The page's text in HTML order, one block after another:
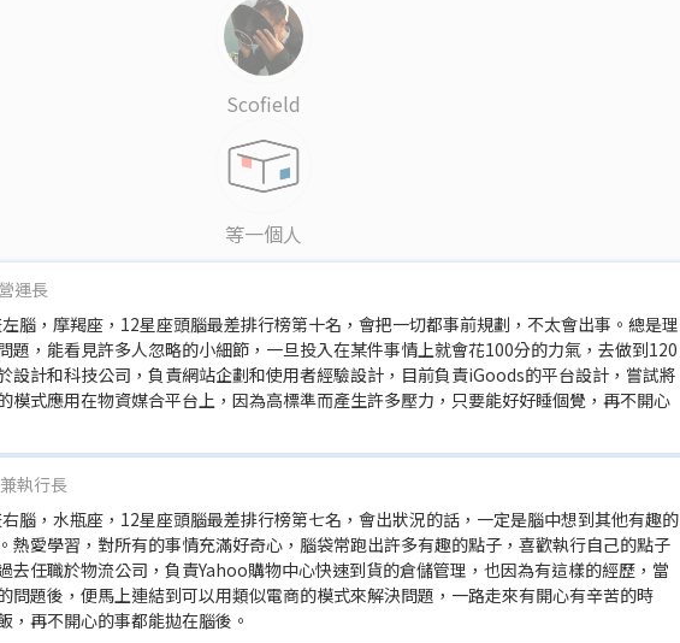
Scofield
等一個人
運長
腦，摩羯座，12星座頭腦最差排行榜第十名，會把一切都事前規劃，不太會出事。總是理
題，能看見許多人忽略的小細節，一旦投入在某件事情上就會花100分的力氣，去做到120
設計和科技公司，負責網站企劃和使用者經驗設計，目前負責iGoods的平台設計，嘗試將
模式應用在物資媒合平台上，因為高標準而產生許多壓力，只要能好好睡個覺，再不開心
執行長
腦，水瓶座，12星座頭腦最差排行榜第七名，會出狀況的話，一定是腦中想到其他有趣的
熱愛學習，對所有的事情充滿好奇心，腦袋常跑出許多有趣的點子，喜歡執行自己的點子
去任職於物流公司，負責Yahoo購物中心快速到貨的倉儲管理，也因為有這樣的經歷，當
問題後，便馬上連結到可以用類似電商的模式來解決問題，一路走來有開心有辛苦的時
，再不開心的事都能拋在腦後。